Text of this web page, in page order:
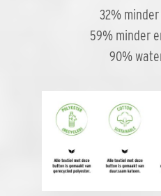
32% minder
59% minder
90%